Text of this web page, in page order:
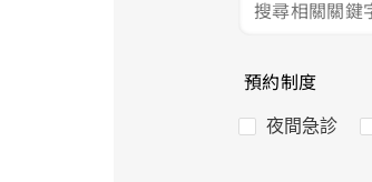
預約制度
夜間急診